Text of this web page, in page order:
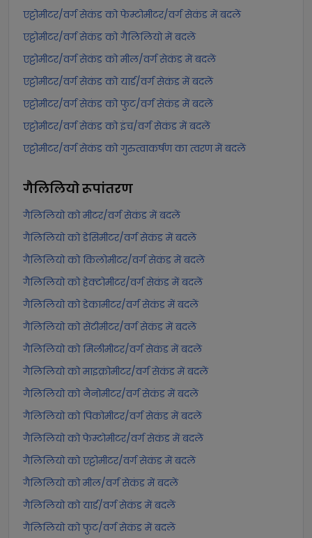
एट्टोमीटर/वर्ग सेकंड को फेम्टोमीटर/वर्ग सेकंड में बदलें
एट्टोमीटर/वर्ग सेकंड को गैलिलियो में बदलें
एट्टोमीटर/वर्ग सेकंड को मील/वर्ग सेकंड में बदलें
एट्टोमीटर/वर्ग सेकंड को यार्ड/वर्ग सेकंड में बदलें
एट्टोमीटर/वर्ग सेकंड को फुट/वर्ग सेकंड में बदलें
एट्टोमीटर/वर्ग सेकंड को इंच/वर्ग सेकंड में बदलें
एट्टोमीटर/वर्ग सेकंड को गुरुत्वाकर्षण का त्वरण में बदलें
गैलिलियोरूपांतरण
गैलिलियो को मीटर/वर्ग सेकंड में बदलें
गैलिलियो को डेसिमीटर/वर्ग सेकंड में बदलें
गैलिलियो को किलोमीटर/वर्ग सेकंड में बदलें
गैलिलियो को हेक्टोमीटर/वर्ग सेकंड में बदलें
गैलिलियो को डेकामीटर/वर्ग सेकंड में बदलें
गैलिलियो को सेंटीमीटर/वर्ग सेकंड में बदलें
गैलिलियो को मिलीमीटर/वर्ग सेकंड में बदलें
गैलिलियो को माइक्रोमीटर/वर्ग सेकंड में बदलें
गैलिलियो को नैनोमीटर/वर्ग सेकंड में बदलें
गैलिलियो को पिकोमीटर/वर्ग सेकंड में बदलें
गैलिलियो को फेम्टोमीटर/वर्ग सेकंड में बदलें
गैलिलियो को एट्टोमीटर/वर्ग सेकंड में बदलें
गैलिलियो को मील/वर्ग सेकंड में बदलें
गैलिलियो को यार्ड/वर्ग सेकंड में बदलें
गैलिलियो को फुट/वर्ग सेकंड में बदलें